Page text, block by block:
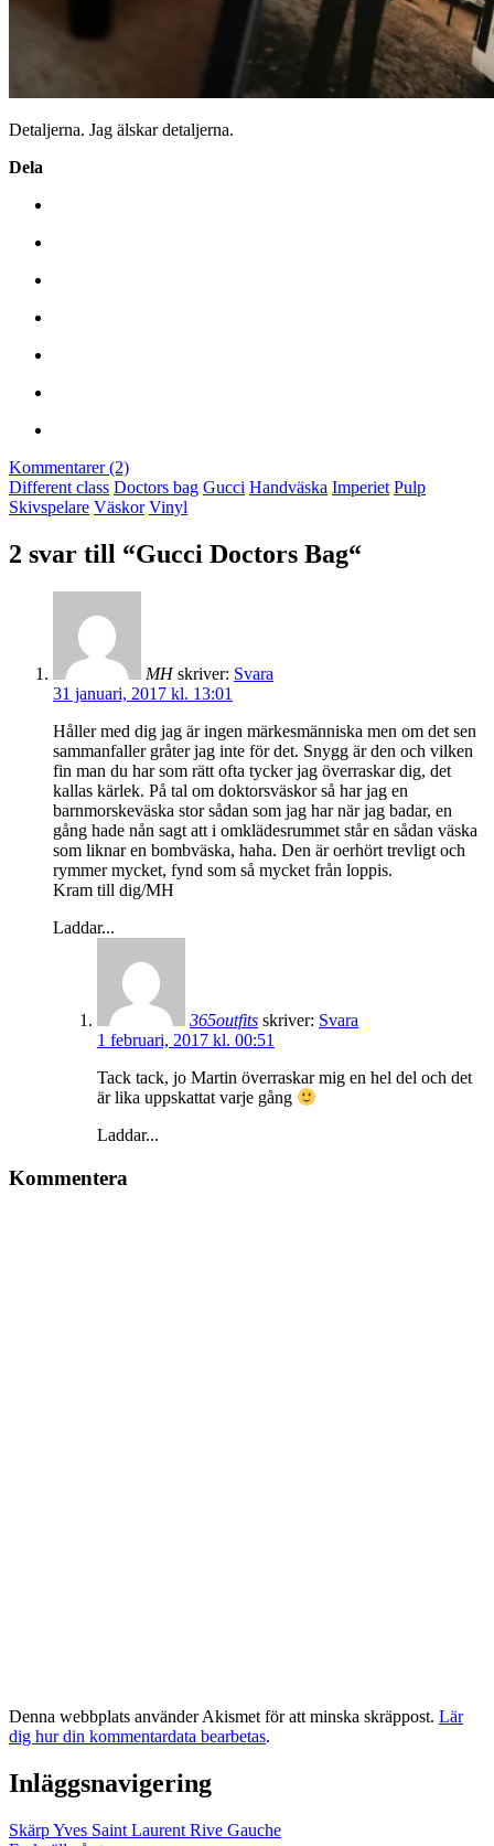
Detaljerna. Jag älskar detaljerna.
Dela
Kommentarer (2)
Different class Doctors bag Gucci Handväska Imperiet Pulp
Skivspelare Väskor Vinyl
2 svar till “Gucci Doctors Bag“
MH skriver: Svara
31 januari, 2017 kl. 13:01
Håller med dig jag är ingen märkesmänniska men om det sen
sammanfaller gråter jag inte för det. Snygg är den och vilken
fin man du har som rätt ofta tycker jag överraskar dig, det
kallas kärlek. På tal om doktorsväskor så har jag en
barnmorskeväska stor sådan som jag har när jag badar, en
gång hade nån sagt att i omklädesrummet står en sådan väska
som liknar en bombväska, haha. Den är oerhört trevligt och
rymmer mycket, fynd som så mycket från loppis.
Kram till dig/MH
Laddar...
365outfits skriver: Svara
1 februari, 2017 kl. 00:51
Tack tack, jo Martin överraskar mig en hel del och det
är lika uppskattat varje gång
Laddar...
Kommentera
Denna webbplats använder Akismet för att minska skräppost. Lär
dig hur din kommentardata bearbetas.
Inläggsnavigering
Skärp Yves Saint Laurent Rive Gauche